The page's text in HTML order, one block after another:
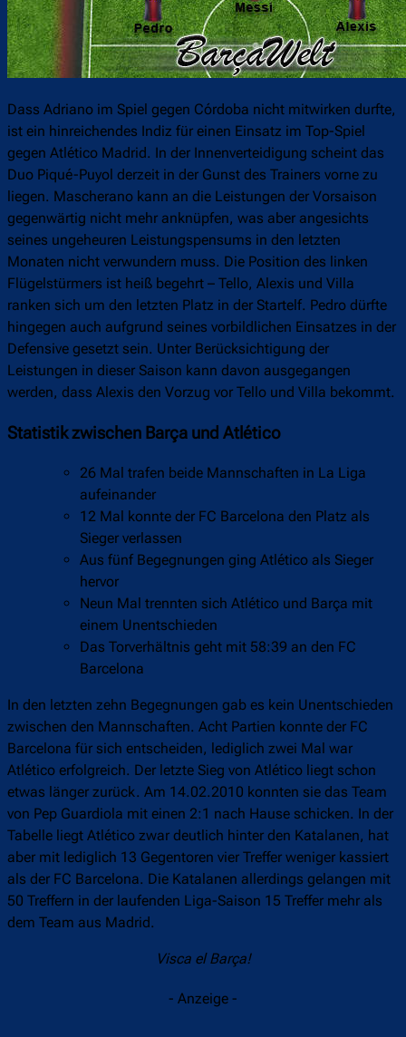
Dass Adriano im Spiel gegen Córdoba nicht mitwirken durfte,
ist ein hinreichendes Indiz für einen Einsatz im Top-Spiel
gegen Atlético Madrid. In der Innenverteidigung scheint das
Duo Piqué-Puyol derzeit in der Gunst des Trainers vorne zu
liegen. Mascherano kann an die Leistungen der Vorsaison
gegenwärtig nicht mehr anknüpfen, was aber angesichts
seines ungeheuren Leistungspensums in den letzten
Monaten nicht verwundern muss. Die Position des linken
Flügelstürmers ist heiß begehrt – Tello, Alexis und Villa
ranken sich um den letzten Platz in der Startelf. Pedro dürfte
hingegen auch aufgrund seines vorbildlichen Einsatzes in der
Defensive gesetzt sein. Unter Berücksichtigung der
Leistungen in dieser Saison kann davon ausgegangen
werden, dass Alexis den Vorzug vor Tello und Villa bekommt.
Statistik zwischen Barça und Atlético
26 Mal trafen beide Mannschaften in La Liga
aufeinander
12 Mal konnte der FC Barcelona den Platz als
Sieger verlassen
Aus fünf Begegnungen ging Atlético als Sieger
hervor
Neun Mal trennten sich Atlético und Barça mit
einem Unentschieden
Das Torverhältnis geht mit 58:39 an den FC
Barcelona
In den letzten zehn Begegnungen gab es kein Unentschieden
zwischen den Mannschaften. Acht Partien konnte der FC
Barcelona für sich entscheiden, lediglich zwei Mal war
Atlético erfolgreich. Der letzte Sieg von Atlético liegt schon
etwas länger zurück. Am 14.02.2010 konnten sie das Team
von Pep Guardiola mit einen 2:1 nach Hause schicken. In der
Tabelle liegt Atlético zwar deutlich hinter den Katalanen, hat
aber mit lediglich 13 Gegentoren vier Treffer weniger kassiert
als der FC Barcelona. Die Katalanen allerdings gelangen mit
50 Treffern in der laufenden Liga-Saison 15 Treffer mehr als
dem Team aus Madrid.
Visca el Barça!
- Anzeige -